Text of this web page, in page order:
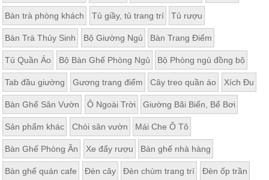
Bàn trà phòng khách Tủ giầy, tủ trang trí Tủ rượu
Bàn Trà Thủy Sinh Bộ Giường Ngủ Bàn Trang Điểm
Tủ Quần Áo Bộ Bàn Ghế Phòng Ngủ Bộ Phòng ngủ đồng bộ
Tab đầu giường Gương trang điểm Cây treo quần áo Xích Đu
Bàn Ghế Sân Vườn Ô Ngoài Trời Giường Bãi Biển, Bể Bơi
Sản phẩm khác Chòi sân vườn Mái Che Ô Tô
Bàn Ghế Phòng Ăn Xe đẩy rượu Bàn ghế nhà hàng
Bàn ghế quán cafe Đèn cây Đèn chùm trang trí Đèn ốp trần